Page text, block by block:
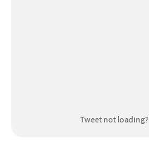
Tweet not loading?